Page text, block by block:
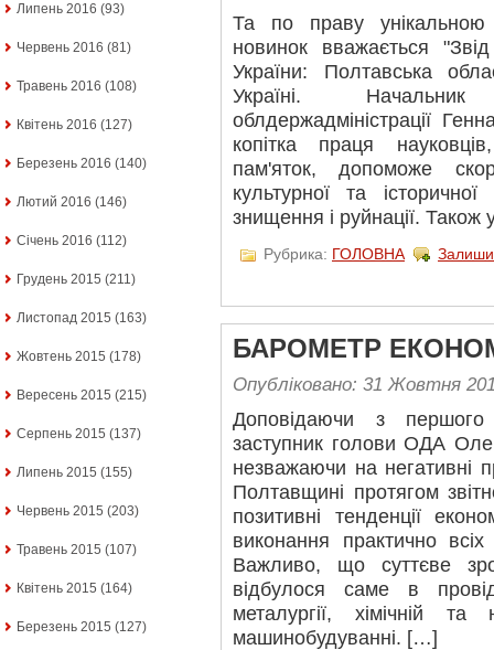
Липень 2016 (93)
Червень 2016 (81)
Травень 2016 (108)
Квітень 2016 (127)
Березень 2016 (140)
Лютий 2016 (146)
Січень 2016 (112)
Грудень 2015 (211)
Листопад 2015 (163)
Жовтень 2015 (178)
Вересень 2015 (215)
Серпень 2015 (137)
Липень 2015 (155)
Червень 2015 (203)
Травень 2015 (107)
Квітень 2015 (164)
Березень 2015 (127)
Та по праву унікальною
новинок вважається
України: Полтавська
Україні.
облдержадміністрації
копітка праця
пам'яток, допоможе
культурної та
знищення і руйнації.
Рубрика: ГОЛОВНА
БАРОМЕТР
Опубліковано: 31 Жовтня
Доповідаючи з
заступник голови ОДА
незважаючи на негативні
Полтавщині протягом
позитивні тенденції
виконання практично всіх
Важливо, що суттєве
відбулося саме в
металургії, хімічній та
машинобудуванні. […]